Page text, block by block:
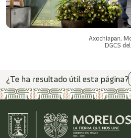
Axochiapan,
DGCS
¿Te ha resultado útil esta página?